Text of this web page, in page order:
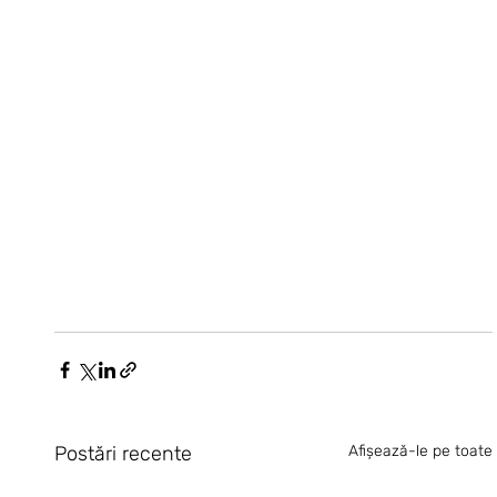
Postări recente Afișează-le pe toate